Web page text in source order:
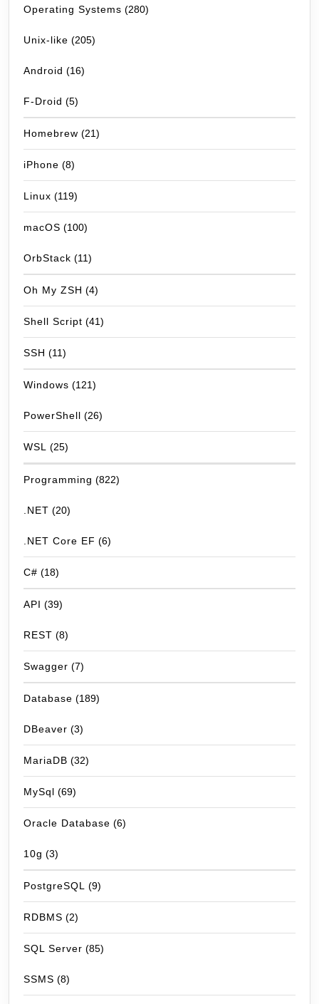
Operating Systems (280)
Unix-like (205)
Android (16)
F-Droid (5)
Homebrew (21)
iPhone (8)
Linux (119)
macOS (100)
OrbStack (11)
Oh My ZSH (4)
Shell Script (41)
SSH (11)
Windows (121)
PowerShell (26)
WSL (25)
Programming (822)
.NET (20)
.NET Core EF (6)
C# (18)
API (39)
REST (8)
Swagger (7)
Database (189)
DBeaver (3)
MariaDB (32)
MySql (69)
Oracle Database (6)
10g (3)
PostgreSQL (9)
RDBMS (2)
SQL Server (85)
SSMS (8)